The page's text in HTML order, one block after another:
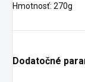
Hmotnosť: 270g
Dodatočné